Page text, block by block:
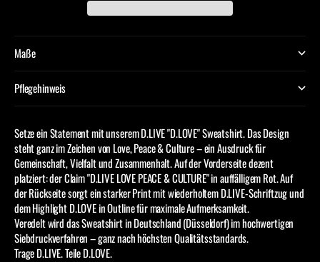
Maße
Pflegehinweis
Setze ein Statement mit unserem D.LIVE "D.LOVE" Sweatshirt. Das Design
steht ganz im Zeichen von Love, Peace & Culture – ein Ausdruck für
Gemeinschaft, Vielfalt und Zusammenhalt. Auf der Vorderseite dezent
platziert: der Claim "D.LIVE LOVE PEACE & CULTURE" in auffälligem Rot. Auf
der Rückseite sorgt ein starker Print mit wiederholtem D.LIVE-Schriftzug und
dem Highlight D.LOVE in Outline für maximale Aufmerksamkeit.
Veredelt wird das Sweatshirt in Deutschland (Düsseldorf) im hochwertigen
Siebdruckverfahren – ganz nach höchsten Qualitätsstandards.
Trage D.LIVE. Teile D.LOVE.